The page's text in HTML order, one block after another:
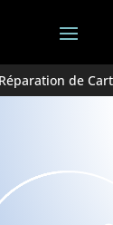
de